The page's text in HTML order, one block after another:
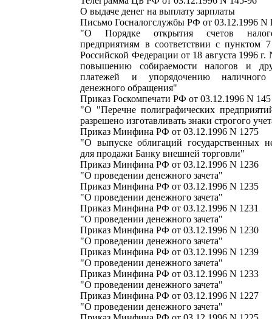
О выдаче денег на выплату зарплаты
Письмо Госналогслужбы РФ от 03.12.1996 N
"О Порядке открытия счетов
предприятиям в соответствии с пунктом
Российской Федерации от 18 августа 1996
повышению собираемости налогов и
платежей и упорядочению
денежного обращения"
Приказ Госкомпечати РФ от 03.12.1996 N 145
"О "Перечне полиграфических
разрешено изготавливать знаки строгого
Приказ Минфина РФ от 03.12.1996 N 1275
"О выпуске облигаций государственных
для продажи Банку внешней торговли"
Приказ Минфина РФ от 03.12.1996 N 1236
"О проведении денежного зачета"
Приказ Минфина РФ от 03.12.1996 N 1235
"О проведении денежного зачета"
Приказ Минфина РФ от 03.12.1996 N 1231
"О проведении денежного зачета"
Приказ Минфина РФ от 03.12.1996 N 1230
"О проведении денежного зачета"
Приказ Минфина РФ от 03.12.1996 N 1239
"О проведении денежного зачета"
Приказ Минфина РФ от 03.12.1996 N 1233
"О проведении денежного зачета"
Приказ Минфина РФ от 03.12.1996 N 1227
"О проведении денежного зачета"